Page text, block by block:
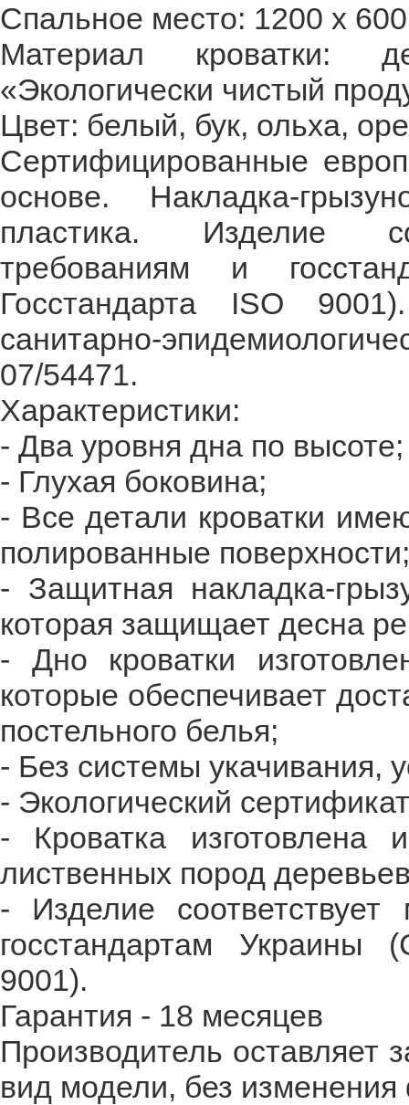
Спальное место: 1200 х
Материал кроватки:
«Экологически чистый
Цвет: белый, бук, ольха,
Сертифицированные
основе. Накладка-
пластика. Изделие
требованиям и
Госстандарта ISO
санитарно-
07/54471.
Характеристики:
- Два уровня дна по высоте;
- Глухая боковина;
- Все детали кроватки
полированные поверхности;
- Защитная накладка-
которая защищает десна
- Дно кроватки
которые обеспечивает
постельного белья;
- Без системы укачивания,
- Экологический
- Кроватка изготовлена
лиственных пород
- Изделие
госстандартам Украины
9001).
Гарантия - 18 месяцев
Производитель оставляет
вид модели, без